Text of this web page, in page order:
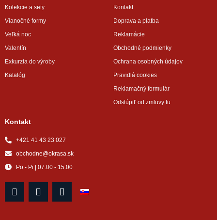
Kolekcie a sety
Vianočné formy
Veľká noc
Valentín
Exkurzia do výroby
Katalóg
Kontakt
Doprava a platba
Reklamácie
Obchodné podmienky
Ochrana osobných údajov
Pravidlá cookies
Reklamačný formulár
Odstúpiť od zmluvy tu
Kontakt
+421 41 43 23 027
obchodne@okrasa.sk
Po - Pi | 07:00 - 15:00
F
a
I
n
Y
o